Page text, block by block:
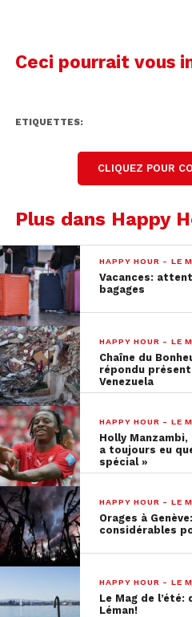
Ceci pourrait vous
ETIQUETTES:
CLIQUEZ POUR
Plus dans Happy
HAPPY HOUR - LE
Vacances:
bagages
HAPPY HOUR - LE
Chaîne du
répondu
Venezuela
HAPPY HOUR - LE
Holly
a toujours eu
spécial »
HAPPY HOUR - LE
Orages à
considérables
HAPPY HOUR - LE
Le Mag de
Léman!